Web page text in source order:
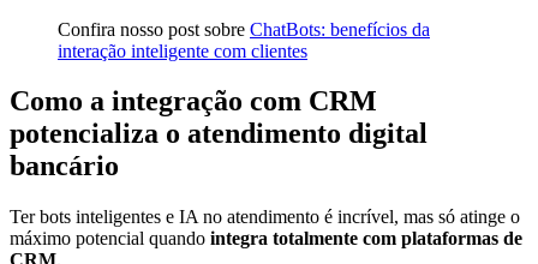
Confira nosso post sobre ChatBots: benefícios da
interação inteligente com clientes
Como a integração com CRM
potencializa o atendimento digital
bancário
Ter bots inteligentes e IA no atendimento é incrível, mas só atinge o
máximo potencial quando integra totalmente com plataformas de